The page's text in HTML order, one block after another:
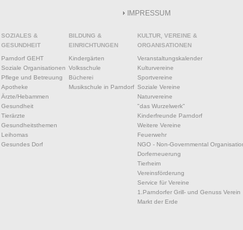
IMPRESSUM
SOZIALES &
GESUNDHEIT
Parndorf GEHT
Soziale Organisationen
Pflege und Betreuung
Apotheke
Ärzte/Hebammen
Gesundheit
Tierärzte
Gesundheitsthemen
Leihomas
Gesundes Dorf
BILDUNG &
EINRICHTUNGEN
Kindergärten
Volksschule
Bücherei
Musikschule in Parndorf
KULTUR, VEREINE &
ORGANISATIONEN
Veranstaltungskalender
Kulturvereine
Sportvereine
Soziale Vereine
Naturvereine
"das Wurzelwerk"
Kinderfreunde Parndorf
Weitere Vereine
Feuerwehr
NGO - Non-Governmental
Dorferneuerung
Tierheim
Vereinsförderung
Service für Vereine
1.Parndorfer Grill- und Genuss Verein
Markt der Erde